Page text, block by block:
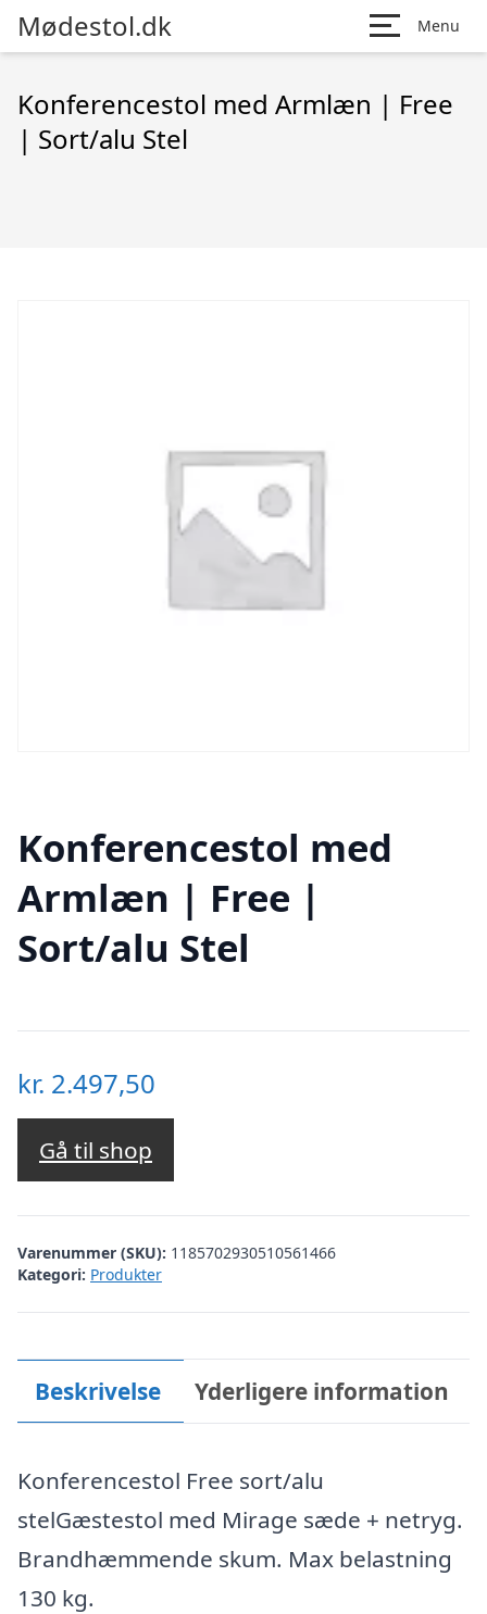
Mødestol.dk Menu
Konferencestol med Armlæn | Free
| Sort/alu Stel
Konferencestol med
Armlæn | Free |
Sort/alu Stel
kr. 2.497,50
Gå til shop
Varenummer (SKU): 1185702930510561466
Kategori: Produkter
Beskrivelse Yderligere information
Konferencestol Free sort/alu
stelGæstestol med Mirage sæde + netryg.
Brandhæmmende skum. Max belastning
130 kg.